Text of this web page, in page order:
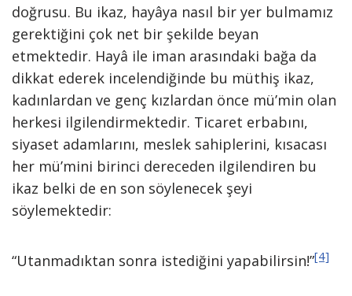
doğrusu. Bu ikaz, hayâya nasıl bir yer bulmamız
gerektiğini çok net bir şekilde beyan
etmektedir. Hayâ ile iman arasındaki bağa da
dikkat ederek incelendiğinde bu müthiş ikaz,
kadınlardan ve genç kızlardan önce mü’min olan
herkesi ilgilendirmektedir. Ticaret erbabını,
siyaset adamlarını, meslek sahiplerini, kısacası
her mü’mini birinci dereceden ilgilendiren bu
ikaz belki de en son söylenecek şeyi
söylemektedir:
“Utanmadıktan sonra istediğini yapabilirsin!”[4]